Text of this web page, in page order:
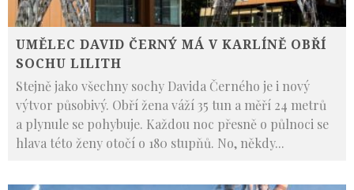
UMĚLEC DAVID ČERNÝ MÁ V KARLÍNĚ OBŘÍ
SOCHU LILITH
Stejně jako všechny sochy Davida Černého je i nový
výtvor působivý. Obří žena váží 35 tun a měří 24 metrů
a plynule se pohybuje. Každou noc přesně o půlnoci se
hlava této ženy otočí o 180 stupňů. No, někdy...